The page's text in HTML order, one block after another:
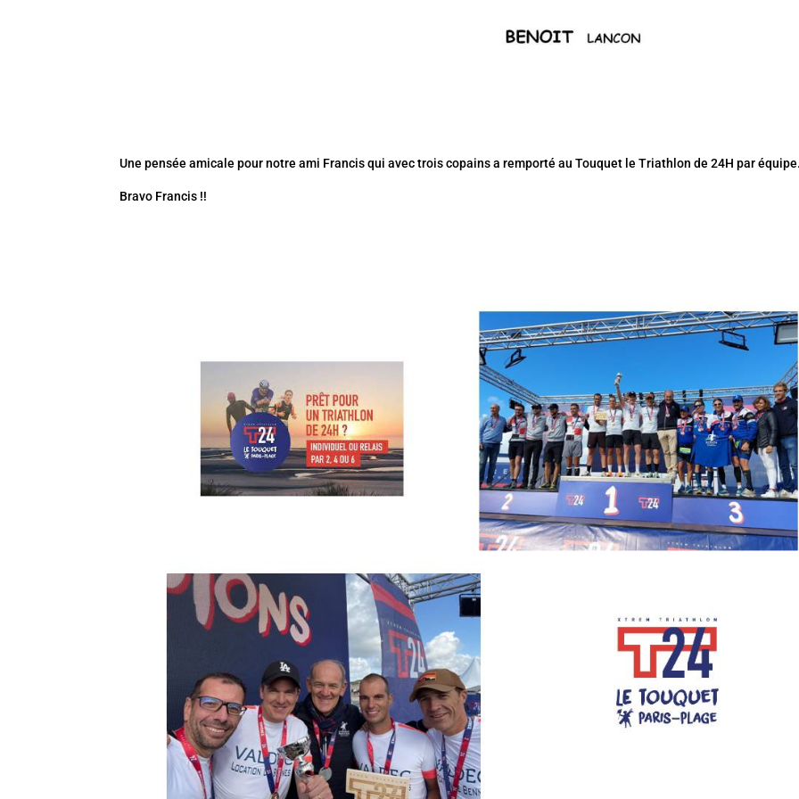
Une pensée amicale pour notre ami Francis qui avec trois copains a remporté au Touquet le Triathlon de 24H par
Bravo Francis !!